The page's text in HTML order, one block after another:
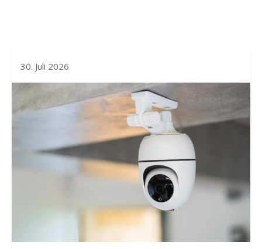
30. Juli 2026